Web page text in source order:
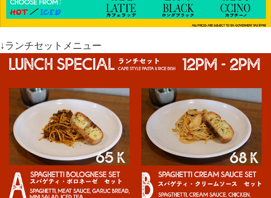
↓ランチセットメニュー